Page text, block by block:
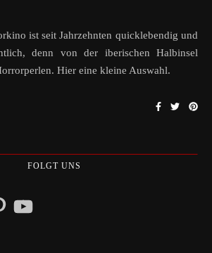
denn von der iberischen Halbinsel
Hier eine kleine Auswahl.
FOLGT UNS
YouTube